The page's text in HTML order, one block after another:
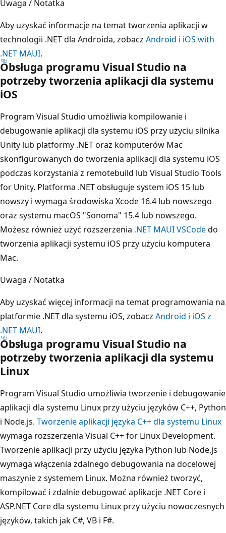
Uwaga / Notatka
Aby uzyskać informacje na temat tworzenia aplikacji w
technologii .NET dla Androida, zobacz Android i iOS with
.NET MAUI.
Obsługa programu Visual Studio na
potrzeby tworzenia aplikacji dla systemu
iOS
Program Visual Studio umożliwia kompilowanie i
debugowanie aplikacji dla systemu iOS przy użyciu silnika
Unity lub platformy .NET oraz komputerów Mac
skonfigurowanych do tworzenia aplikacji dla systemu iOS
podczas korzystania z remotebuild lub Visual Studio Tools
for Unity. Platforma .NET obsługuje system iOS 15 lub
nowszy i wymaga środowiska Xcode 16.4 lub nowszego
oraz systemu macOS "Sonoma" 15.4 lub nowszego.
Możesz również użyć rozszerzenia .NET MAUI VSCodedo
tworzenia aplikacji systemu iOS przy użyciu komputera
Mac.
Uwaga / Notatka
Aby uzyskać więcej informacji na temat programowania na
platformie .NET dla systemu iOS, zobacz Android i iOS z
.NET MAUI.
Obsługa programu Visual Studio na
potrzeby tworzenia aplikacji dla systemu
Linux
Program Visual Studio umożliwia tworzenie i debugowanie
aplikacji dla systemu Linux przy użyciu języków C++, Python
i Node.js. Tworzenie aplikacji języka C++ dla systemu Linux
wymaga rozszerzenia Visual C++ for Linux Development.
Tworzenie aplikacji przy użyciu języka Python lub Node,js
wymaga włączenia zdalnego debugowania na docelowej
maszynie z systemem Linux. Można również tworzyć,
kompilować i zdalnie debugować aplikacje .NET Core i
ASP.NET Core dla systemu Linux przy użyciu nowoczesnych
języków, takich jak C#, VB i F#.